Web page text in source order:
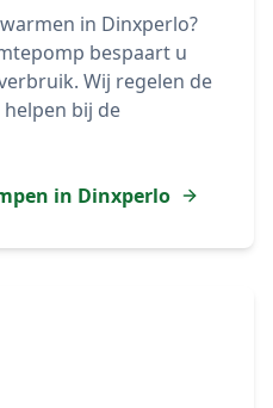
in Dinxperlo?
bespaart u
Wij regelen de
bij de
in Dinxperlo